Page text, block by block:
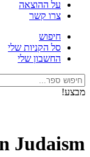
על ההוצאה
צרו קשר
חיפוש
סל הקניות שלי
החשבון שלי
חיפוש:
מבצע!
Judaism